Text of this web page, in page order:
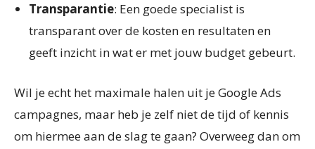
Transparantie: Een goede specialist is
transparant over de kosten en resultaten en
geeft inzicht in wat er met jouw budget gebeurt.
Wil je echt het maximale halen uit je Google Ads
campagnes, maar heb je zelf niet de tijd of kennis
om hiermee aan de slag te gaan? Overweeg dan om